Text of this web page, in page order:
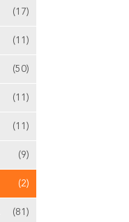
(17)
(11)
(50)
(11)
(11)
(9)
(2)
(81)